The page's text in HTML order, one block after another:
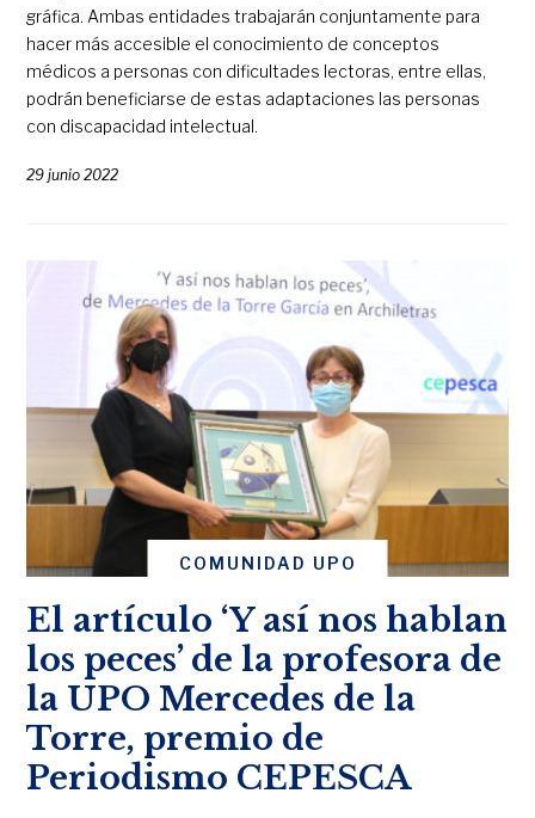
gráfica. Ambas entidades trabajarán conjuntamente para
hacer más accesible el conocimiento de conceptos
médicos a personas con dificultades lectoras, entre ellas,
podrán beneficiarse de estas adaptaciones las personas
con discapacidad intelectual.
29 junio 2022
COMUNIDAD UPO
El artículo ‘Y así nos hablan
los peces’ de la profesora de
la UPO Mercedes de la
Torre, premio de
Periodismo CEPESCA